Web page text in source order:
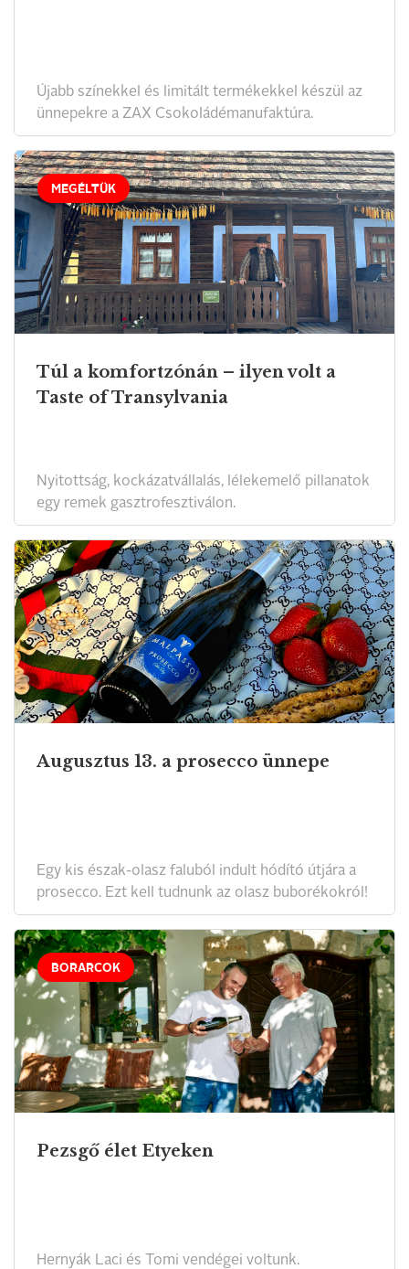
Újabb színekkel és limitált termékekkel készül az
ünnepekre a ZAX Csokoládémanufaktúra.
MEGÉLTÜK
Túl a komfortzónán – ilyen volt a
Taste of Transylvania
Nyitottság, kockázatvállalás, lélekemelő pillanatok
egy remek gasztrofesztiválon.
Augusztus 13. a prosecco ünnepe
Egy kis észak-olasz faluból indult hódító útjára a
prosecco. Ezt kell tudnunk az olasz buborékokról!
BORARCOK
Pezsgő élet Etyeken
Hernyák Laci és Tomi vendégei voltunk.